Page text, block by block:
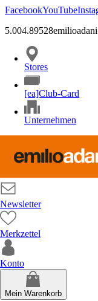
FacebookYouTube
5.004.89528
Stores
[ea]Club-Card
Unternehmen
Newsletter
Merkzettel
Konto
Mein Warenkorb